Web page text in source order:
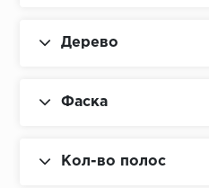
Дерево
Фаска
Кол-во полос